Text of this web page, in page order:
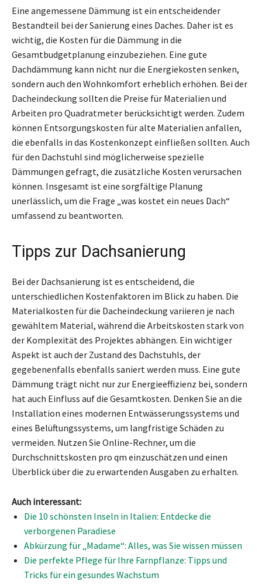
Eine angemessene Dämmung ist ein entscheidender
Bestandteil bei der Sanierung eines Daches. Daher ist es
wichtig, die Kosten für die Dämmung in die
Gesamtbudgetplanung einzubeziehen. Eine gute
Dachdämmung kann nicht nur die Energiekosten senken,
sondern auch den Wohnkomfort erheblich erhöhen. Bei der
Dacheindeckung sollten die Preise für Materialien und
Arbeiten pro Quadratmeter berücksichtigt werden. Zudem
können Entsorgungskosten für alte Materialien anfallen,
die ebenfalls in das Kostenkonzept einfließen sollten. Auch
für den Dachstuhl sind möglicherweise spezielle
Dämmungen gefragt, die zusätzliche Kosten verursachen
können. Insgesamt ist eine sorgfältige Planung
unerlässlich, um die Frage „was kostet ein neues Dach“
umfassend zu beantworten.
Tipps zur Dachsanierung
Bei der Dachsanierung ist es entscheidend, die
unterschiedlichen Kostenfaktoren im Blick zu haben. Die
Materialkosten für die Dacheindeckung variieren je nach
gewähltem Material, während die Arbeitskosten stark von
der Komplexität des Projektes abhängen. Ein wichtiger
Aspekt ist auch der Zustand des Dachstuhls, der
gegebenenfalls ebenfalls saniert werden muss. Eine gute
Dämmung trägt nicht nur zur Energieeffizienz bei, sondern
hat auch Einfluss auf die Gesamtkosten. Denken Sie an die
Installation eines modernen Entwässerungssystems und
eines Belüftungssystems, um langfristige Schäden zu
vermeiden. Nutzen Sie Online-Rechner, um die
Durchschnittskosten pro qm einzuschätzen und einen
Überblick über die zu erwartenden Ausgaben zu erhalten.
Auch interessant:
Die 10 schönsten Inseln in Italien: Entdecke die
verborgenen Paradiese
Abkürzung für „Madame“: Alles, was Sie wissen müssen
Die perfekte Pflege für Ihre Farnpflanze: Tipps und
Tricks für ein gesundes Wachstum